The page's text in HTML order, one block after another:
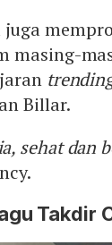
juga
masing-
Billar.
sehat dan
Takdir